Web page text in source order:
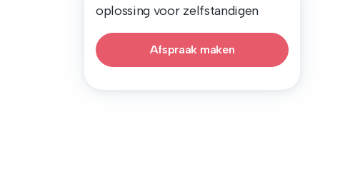
oplossing voor zelfstandigen
Afspraak maken